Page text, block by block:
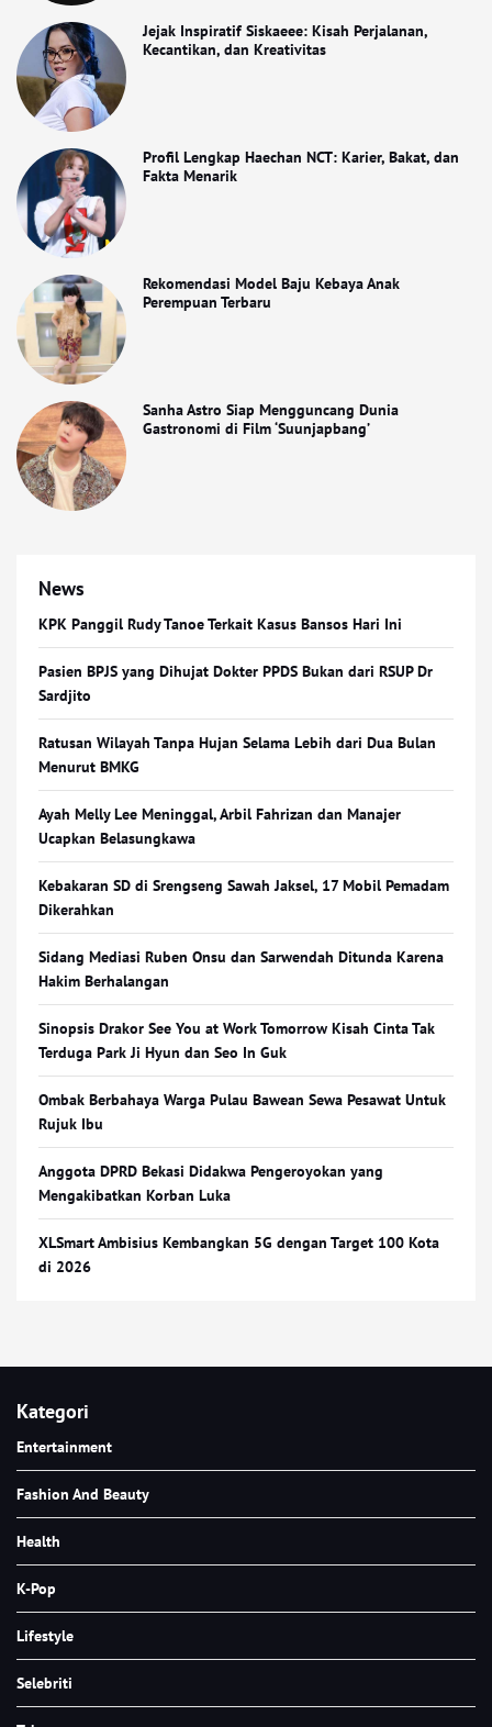
Jejak Inspiratif Siskaeee: Kisah Perjalanan,
Kecantikan, dan Kreativitas
Profil Lengkap Haechan NCT: Karier, Bakat, dan
Fakta Menarik
Rekomendasi Model Baju Kebaya Anak
Perempuan Terbaru
Sanha Astro Siap Mengguncang Dunia
Gastronomi di Film ‘Suunjapbang’
News
KPK Panggil Rudy Tanoe Terkait Kasus Bansos Hari Ini
Pasien BPJS yang Dihujat Dokter PPDS Bukan dari RSUP Dr
Sardjito
Ratusan Wilayah Tanpa Hujan Selama Lebih dari Dua Bulan
Menurut BMKG
Ayah Melly Lee Meninggal, Arbil Fahrizan dan Manajer
Ucapkan Belasungkawa
Kebakaran SD di Srengseng Sawah Jaksel, 17 Mobil Pemadam
Dikerahkan
Sidang Mediasi Ruben Onsu dan Sarwendah Ditunda Karena
Hakim Berhalangan
Sinopsis Drakor See You at Work Tomorrow Kisah Cinta Tak
Terduga Park Ji Hyun dan Seo In Guk
Ombak Berbahaya Warga Pulau Bawean Sewa Pesawat Untuk
Rujuk Ibu
Anggota DPRD Bekasi Didakwa Pengeroyokan yang
Mengakibatkan Korban Luka
XLSmart Ambisius Kembangkan 5G dengan Target 100 Kota
di 2026
Kategori
Entertainment
Fashion And Beauty
Health
K-Pop
Lifestyle
Selebriti